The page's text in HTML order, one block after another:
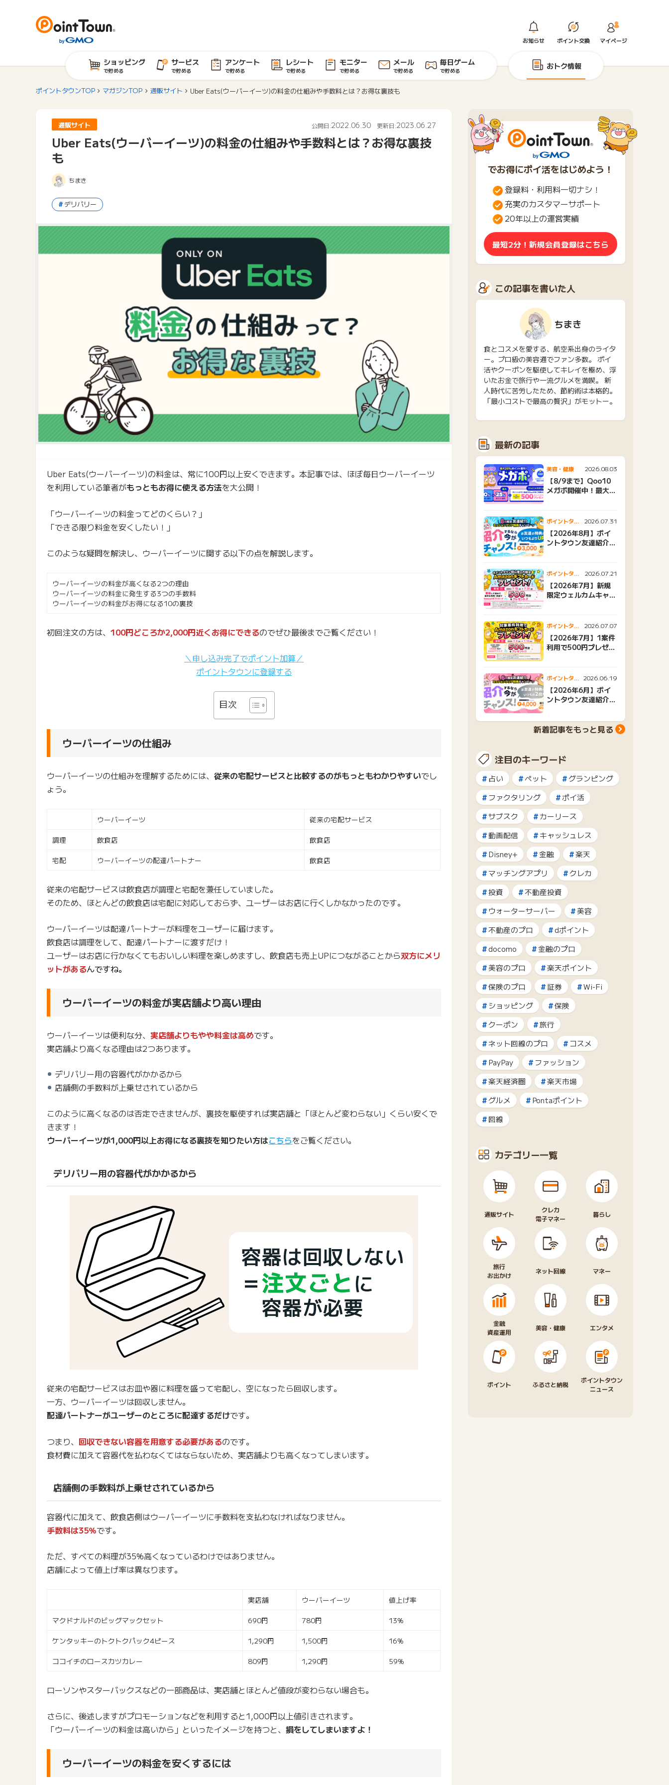
お知らせ ポイント交換 マイページ
ショッピング
で貯める
サービス
で貯める
アンケート
で貯める
レシート
で貯める
モニター
で貯める
メール
で貯める
毎日ゲーム
で貯める おトク情報
ポイントタウンTOP マガジンTOP 通販サイト Uber Eats(ウーバーイーツ)の料金の仕組みや手数料とは？お得な裏技も
通販サイト 公開日:2022.06.30 更新日:2023.06.27
Uber Eats(ウーバーイーツ)の料金の仕組みや手数料とは？お得な裏技
も
ちまき
デリバリー
Uber Eats(ウーバーイーツ)の料金は、常に100円以上安くできます。本記事では、ほぼ毎日ウーバーイーツ
を利用している筆者がもっともお得に使える方法を大公開！
「ウーバーイーツの料金ってどのくらい？」
「できる限り料金を安くしたい！」
このような疑問を解決し、ウーバーイーツに関する以下の点を解説します。
ウーバーイーツの料金が高くなる2つの理由
ウーバーイーツの料金に発生する3つの手数料
ウーバーイーツの料金がお得になる10の裏技
初回注文の方は、100円どころか2,000円近くお得にできるのでぜひ最後までご覧ください！
＼申し込み完了でポイント加算／
ポイントタウンに登録する
目次
ウーバーイーツの仕組み
ウーバーイーツの仕組みを理解するためには、従来の宅配サービスと比較するのがもっともわかりやすいでし
ょう。
ウーバーイーツ 従来の宅配サービス
調理 飲食店 飲食店
宅配 ウーバーイーツの配達パートナー 飲食店
従来の宅配サービスは飲食店が調理と宅配を兼任していました。
そのため、ほとんどの飲食店は宅配に対応しておらず、ユーザーはお店に行くしかなかったのです。
ウーバーイーツは配達パートナーが料理をユーザーに届けます。
飲食店は調理をして、配達パートナーに渡すだけ！
ユーザーはお店に行かなくてもおいしい料理を楽しめますし、飲食店も売上UPにつながることから双方にメリ
ットがあるんですね。
ウーバーイーツの料金が実店舗より高い理由
ウーバーイーツは便利な分、実店舗よりもやや料金は高めです。
実店舗より高くなる理由は2つあります。
デリバリー用の容器代がかかるから
店舗側の手数料が上乗せされているから
このように高くなるのは否定できませんが、裏技を駆使すれば実店舗と「ほとんど変わらない」くらい安くで
きます！
ウーバーイーツが1,000円以上お得になる裏技を知りたい方はこちらをご覧ください。
デリバリー用の容器代がかかるから
従来の宅配サービスはお皿や器に料理を盛って宅配し、空になったら回収します。
一方、ウーバーイーツは回収しません。
配達パートナーがユーザーのところに配達するだけです。
つまり、 回収できない容器を用意する必要があるのです。
食材費に加えて容器代を払わなくてはならないため、実店舗よりも高くなってしまいます。
店舗側の手数料が上乗せされているから
容器代に加えて、飲食店側はウーバーイーツに手数料を支払わなければなりません。
手数料は35％です。
ただ、すべての料理が35%高くなっているわけではありません。
店舗によって値上げ率は異なります。
実店舗 ウーバーイーツ 値上げ率
マクドナルドのビッグマックセット 690円 780円 13%
ケンタッキーのトクトクパック4ピース 1,290円 1,500円 16%
ココイチのロースカツカレー 809円 1,290円 59%
ローソンやスターバックスなどの一部商品は、実店舗とほとんど値段が変わらない場合も。
さらに、後述しますがプロモーションなどを利用すると1,000円以上値引きされます。
「ウーバーイーツの料金は高いから」といったイメージを持つと、損をしてしまいますよ！
ウーバーイーツの料金を安くするには
でお得にポイ活をはじめよう！
登録料・利用料一切ナシ！
充実のカスタマーサポート
20年以上の運営実績
最短2分！新規会員登録はこちら
この記事を書いた人
ちまき
食とコスメを愛する、航空系出身のライタ
ー。プロ級の美容通でファン多数。 ポイ
活やクーポンを駆使してキレイを極め、浮
いたお金で旅行や一流グルメを満喫。 新
人時代に苦労したため、節約術は本格的。
「最小コストで最高の贅沢」がモットー。
最新の記事
美容・健康 2026.08.03
【8/9まで】Qoo10
メガポ開催中！最大
ポイントタウ
ンニュース
2026.07.31
【2026年8月】ポイ
ントタウン友達紹介キ
ポイントタウ
ンニュース
2026.07.21
【2026年7月】新規
限定ウェルカムキャン
ポイントタウ
ンニュース
2026.07.07
【2026年7月】1案件
利用で500円プレゼン
ポイントタウ
ンニュース
2026.06.19
【2026年6月】ポイ
ントタウン友達紹介キ
新着記事をもっと見る
注目のキーワード
占い ペット
グランピング
ファクタリング
ポイ活
サブスク
カーリース
動画配信
キャッシュレス
Disney+
金融
楽天
マッチングアプリ
クレカ
投資
不動産投資
ウォーターサーバー
美容
不動産のプロ
dポイント
docomo
金融のプロ
美容のプロ
楽天ポイント
保険のプロ
証券
Wi-Fi
ショッピング
保険
クーポン
旅行
ネット回線のプロ
コスメ
PayPay
ファッション
楽天経済圏
楽天市場
グルメ
Pontaポイント
回線
カテゴリー一覧
通販サイト
クレカ
電子マネー
暮らし
旅行
お出かけ
ネット回線 マネー
金融
資産運用
美容・健康 エンタメ
ポイント ふるさと納税
ポイントタウン
ニュース